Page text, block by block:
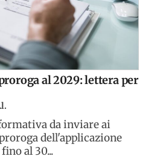
al 2029: lettera per
da inviare ai
dell'applicazione
al 30...